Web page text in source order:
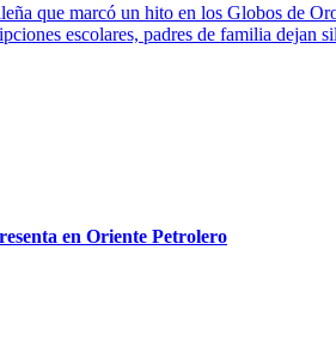
que marcó un hito en los Globos de
escolares, padres de familia dejan
en Oriente Petrolero